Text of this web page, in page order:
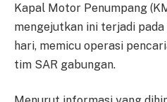
Kapal Motor Penumpang
mengejutkan ini terjadi pada
hari, memicu operasi
tim SAR gabungan.